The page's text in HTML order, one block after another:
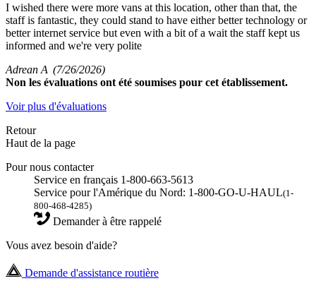
I wished there were more vans at this location, other than that, the
staff is fantastic, they could stand to have either better technology or
better internet service but even with a bit of a wait the staff kept us
informed and we're very polite
Adrean A (7/26/2026)
Non les évaluations ont été soumises pour cet établissement.
Voir plus d'évaluations
Retour
Haut de la page
Pour nous contacter
Service en français 1-800-663-5613
Service pour l'Amérique du Nord: 1-800-GO-U-HAUL(1-
800-468-4285)
Demander à être rappelé
Vous avez besoin d'aide?
Demande d'assistance routière